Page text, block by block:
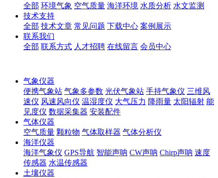
全部 环境气象 空气质量 海洋环境 水质分析 水文监测
技术支持
全部 技术文章 常见问题 下载中心 案例展示
联系我们
全部 联系方式 人才招聘 在线留言 会员中心
气象仪器
便携气象站 气象多参数 光伏气象站 手持气象仪 三维风
速仪 风速风向仪 温湿度仪 大气压力 降雨量 太阳辐射 能
见度仪 数据采集器 安装配件
气体仪器
空气质量 颗粒物 气体取样器 气体分析仪
海洋仪器
海洋气象仪 GPS导航 智能声呐 CW声呐 Chirp声呐 速度
传感器 水温传感器
土壤仪器